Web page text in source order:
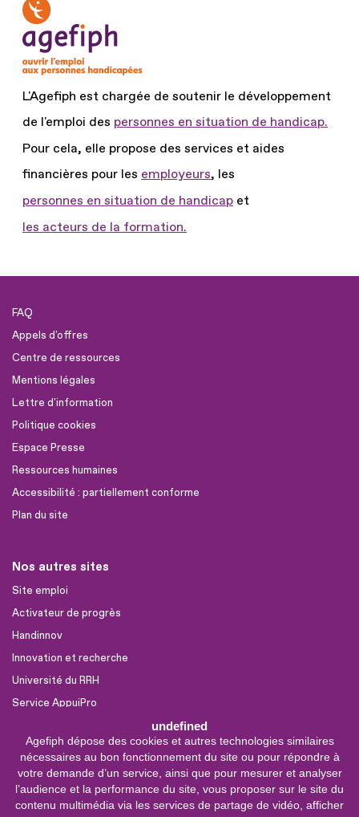
undefined
Agefiph dépose des cookies et autres technologies similaires
nécessaires au bon fonctionnement du site ou pour répondre à
votre demande d’un service, ainsi que pour mesurer et analyser
l’audience et la performance du site, vous proposer sur le site du
contenu multimédia via les services de partage de vidéo, afficher
L'Agefiph est chargée de soutenir le développement
de l'emploi des personnes en situation de handicap.
Pour cela, elle propose des services et aides
financières pour les employeurs, les
personnes en situation de handicap et
les acteurs de la formation.
FAQ
Appels d'offres
Centre de ressources
Mentions légales
Lettre d'information
Politique cookies
Espace Presse
Ressources humaines
Accessibilité : partiellement conforme
Plan du site
Nos autres sites
Site emploi
Activateur de progrès
Handinnov
Innovation et recherche
Université du RRH
Service AppuiPro
Nous suivre
Youtube
Linkedin